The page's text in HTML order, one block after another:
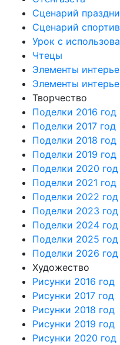
Сценарий
Сценарий
Урок с
Чтецы
Элементы
Элементы
Творчество
Поделки 2016 год
Поделки 2017 год
Поделки 2018 год
Поделки 2019 год
Поделки 2020 год
Поделки 2021 год
Поделки 2022 год
Поделки 2023 год
Поделки 2024 год
Поделки 2025 год
Поделки 2026 год
Художество
Рисунки 2016 год
Рисунки 2017 год
Рисунки 2018 год
Рисунки 2019 год
Рисунки 2020 год